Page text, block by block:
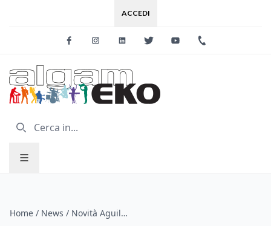
ACCEDI
FacebookInstagramLinkedinTwitter Youtube
Home / News / Novità Aguilar dal Winter Namm 2015!